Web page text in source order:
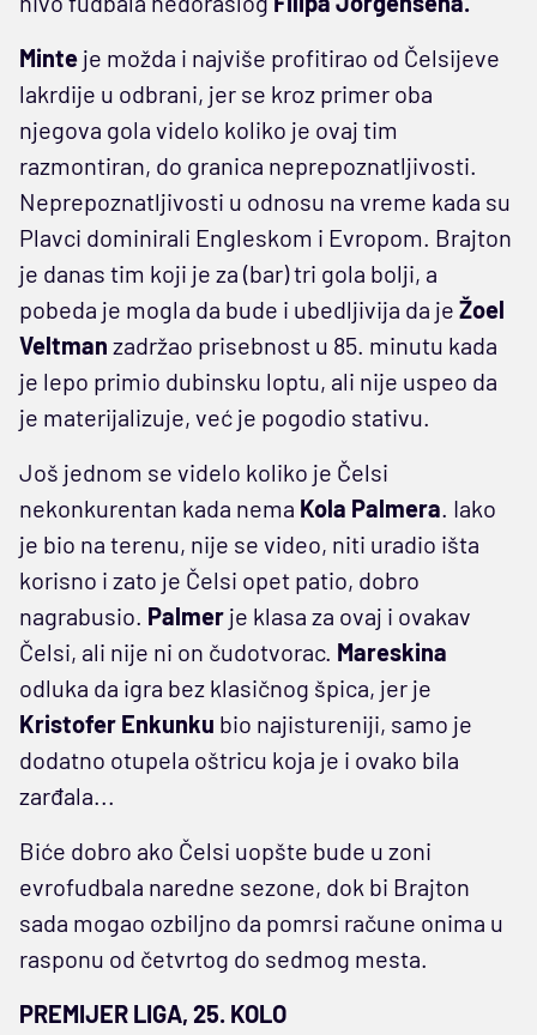
Minte je možda i najviše profitirao od Čelsijeve
lakrdije u odbrani, jer se kroz primer oba
njegova gola videlo koliko je ovaj tim
razmontiran, do granica neprepoznatljivosti.
Neprepoznatljivosti u odnosu na vreme kada su
Plavci dominirali Engleskom i Evropom. Brajton
je danas tim koji je za (bar) tri gola bolji, a
pobeda je mogla da bude i ubedljivija da je Žoel
Veltman zadržao prisebnost u 85. minutu kada
je lepo primio dubinsku loptu, ali nije uspeo da
je materijalizuje, već je pogodio stativu.
Još jednom se videlo koliko je Čelsi
nekonkurentan kada nema Kola Palmera. Iako
je bio na terenu, nije se video, niti uradio išta
korisno i zato je Čelsi opet patio, dobro
nagrabusio. Palmer je klasa za ovaj i ovakav
Čelsi, ali nije ni on čudotvorac. Mareskina
odluka da igra bez klasičnog špica, jer je
Kristofer Enkunku bio najistureniji, samo je
dodatno otupela oštricu koja je i ovako bila
zarđala...
Biće dobro ako Čelsi uopšte bude u zoni
evrofudbala naredne sezone, dok bi Brajton
sada mogao ozbiljno da pomrsi račune onima u
rasponu od četvrtog do sedmog mesta.
PREMIJER LIGA, 25. KOLO